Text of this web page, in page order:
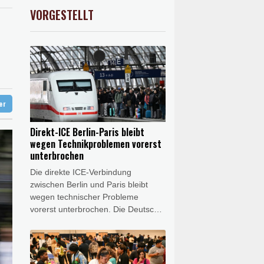
im Senat
0.51%
0.35%
VORGESTELLT
Direkt-ICE Berlin-Paris bleibt
wegen Technikproblemen vorerst
unterbrochen
Die direkte ICE-Verbindung
zwischen Berlin und Paris bleibt
wegen technischer Probleme
vorerst unterbrochen. Die Deutsche
europäische Zugsicherungssystem
des französischen Herstellers
Alstom verantwortlich und fordert